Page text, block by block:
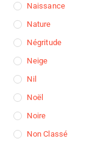
Naissance
Nature
Négritude
Neige
Nil
Noël
Noire
Non Classé